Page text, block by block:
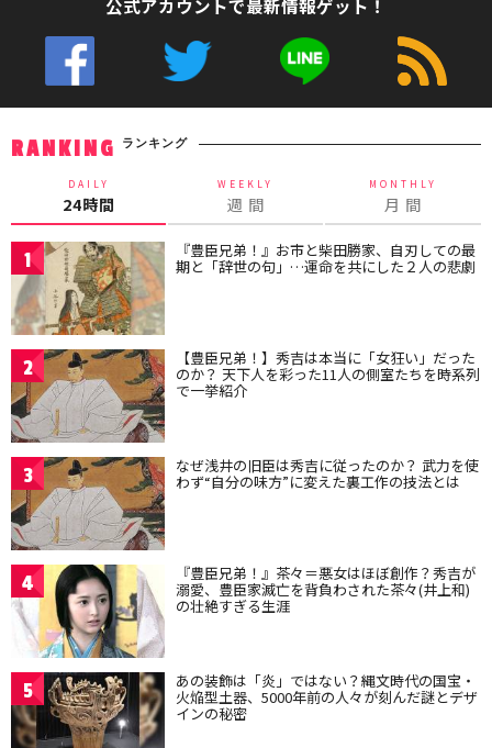
公式アカウントで最新情報ゲット！
RANKING ランキング
DAILY
24時間
WEEKLY
週 間
MONTHLY
月 間
1 『豊臣兄弟！』お市と柴田勝家、自刃しての最
期と「辞世の句」…運命を共にした２人の悲劇
2 【豊臣兄弟！】秀吉は本当に「女狂い」だった
のか？ 天下人を彩った11人の側室たちを時系列
で一挙紹介
3 なぜ浅井の旧臣は秀吉に従ったのか？ 武力を使
わず“自分の味方”に変えた裏工作の技法とは
4 『豊臣兄弟！』茶々＝悪女はほぼ創作？秀吉が
溺愛、豊臣家滅亡を背負わされた茶々(井上和)
の壮絶すぎる生涯
5 あの装飾は「炎」ではない？縄文時代の国宝・
火焔型土器、5000年前の人々が刻んだ謎とデザ
インの秘密